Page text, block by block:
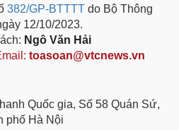
382/GP-BTTTT do Bộ Thông
12/10/2023.
Ngô Văn Hải
toasoan@vtcnews.vn
Quốc gia, Số 58 Quán Sứ,
phố Hà Nội